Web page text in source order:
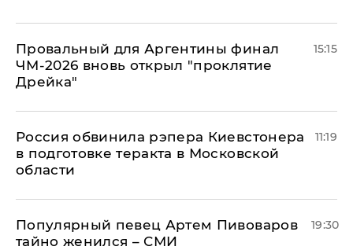
Провальный для Аргентины финал
ЧМ-2026 вновь открыл "проклятие
Дрейка"
15:15
Россия обвинила рэпера Киевстонера
в подготовке теракта в Московской
области
11:19
Популярный певец Артем Пивоваров
тайно женился – СМИ
19:30